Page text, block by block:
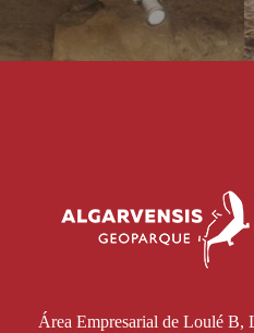
Área Empresarial de Loulé B,